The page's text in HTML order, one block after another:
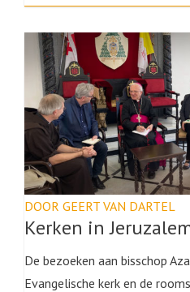
DOOR GEERT VAN DARTEL
Kerken in
De bezoeken aan bisschop
Evangelische kerk en de